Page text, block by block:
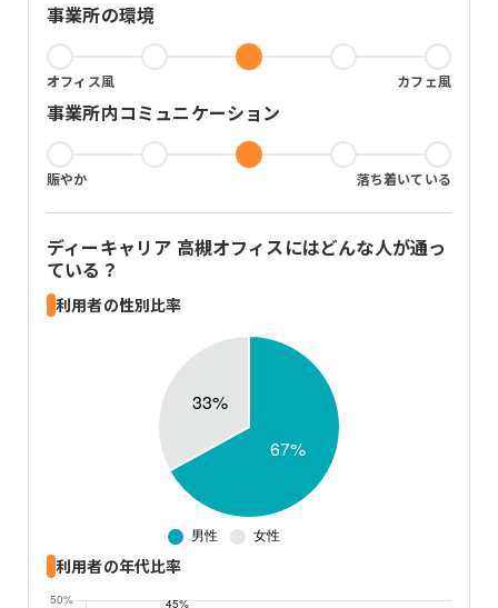
事業所の環境
オフィス風 カフェ風
事業所内コミュニケーション
賑やか 落ち着いている
ディーキャリア 高槻オフィスにはどんな人が通っ
ている？
利用者の性別比率
利用者の年代比率